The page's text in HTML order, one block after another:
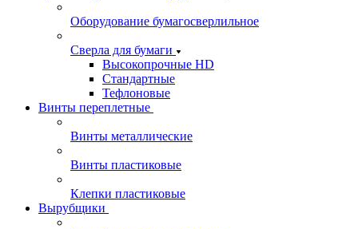
Оборудование бумагосверлильное
Сверла для бумаги
Высокопрочные HD
Стандартные
Тефлоновые
Винты переплетные
Винты металлические
Винты пластиковые
Клепки пластиковые
Вырубщики